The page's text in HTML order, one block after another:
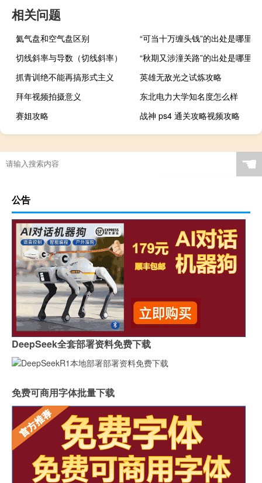
相关问题
氦气盘和空气盘区别
“可当十万缠头钱”的出处是哪里
切线斜率与导数（切线斜率）
“秋期又涉潼关路”的出处是哪里
抓青训绝不能再搞形式主义
英雄无敌光之试炼攻略
拜年视频拍摄意义
东北电力大学知名度怎么样
赛姐攻略
战神 ps4 通关攻略视频攻略
☚
公告
DeepSeek全套部署资料免费下载
免费可商用字体批量下载